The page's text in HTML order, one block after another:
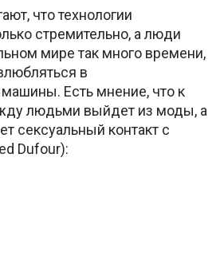
что технологии
стремительно, а люди
мире так много времени,
в
Есть мнение, что к
людьми выйдет из моды, а
сексуальный контакт с
Dufour):